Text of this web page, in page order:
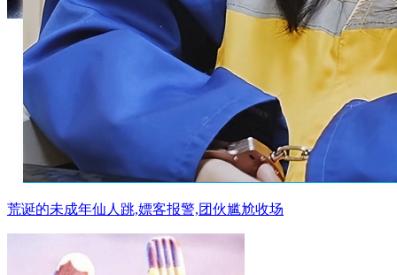
荒诞的未成年仙人跳,嫖客报警,团伙尴尬收场